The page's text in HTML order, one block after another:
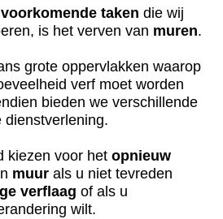
voorkomende taken die wij
is het verven van muren.
grote oppervlakken waarop
verf moet worden
bieden we verschillende
dienstverlening.
kiezen voor het opnieuw
muur als u niet tevreden
verflaag of als u
wilt.